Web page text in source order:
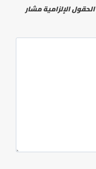
الحقول الإلزامية مشار